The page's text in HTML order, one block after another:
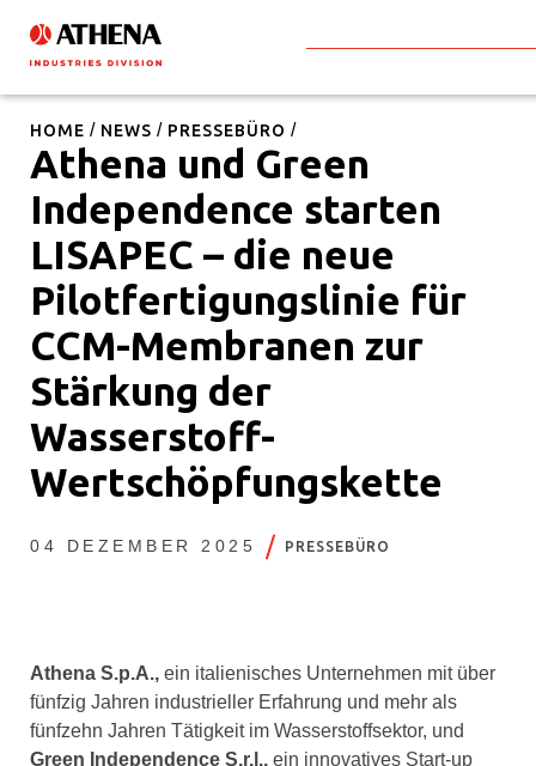
HOME NEWS PRESSEBÜRO
Athena und Green
Independence starten
LISAPEC – die neue
Pilotfertigungslinie für
CCM-Membranen zur
Stärkung der
Wasserstoff-
Wertschöpfungskette
04 DEZEMBER 2025 PRESSEBÜRO
Athena S.p.A., ein italienisches Unternehmen mit über
fünfzig Jahren industrieller Erfahrung und mehr als
fünfzehn Jahren Tätigkeit im Wasserstoffsektor, und
Green Independence S.r.l., ein innovatives Start-up